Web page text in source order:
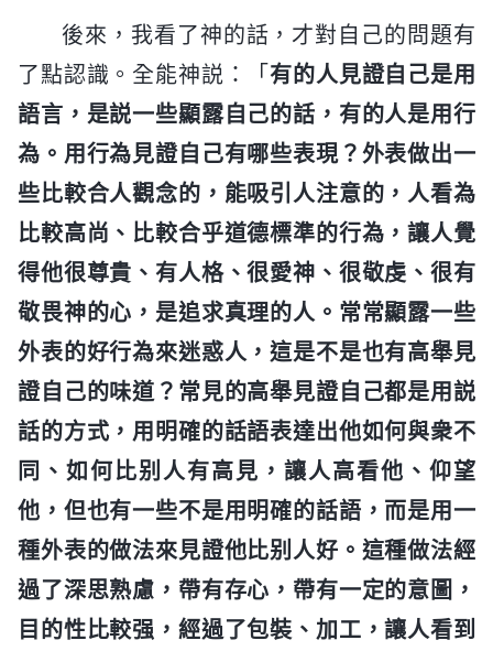
後來，我看了神的話，才對自己的問題有
了點認識。全能神説：「 有的人見證自己是用
語言，是説一些顯露自己的話，有的人是用行
為。用行為見證自己有哪些表現？外表做出一
些比較合人觀念的，能吸引人注意的，人看為
比較高尚、比較合乎道德標準的行為，讓人覺
得他很尊貴、有人格、很愛神、很敬虔、很有
敬畏神的心，是追求真理的人。常常顯露一些
外表的好行為來迷惑人，這是不是也有高舉見
證自己的味道？常見的高舉見證自己都是用説
話的方式，用明確的話語表達出他如何與衆不
同、如何比别人有高見，讓人高看他、仰望
他，但也有一些不是用明確的話語，而是用一
種外表的做法來見證他比别人好。這種做法經
過了深思熟慮，帶有存心，帶有一定的意圖，
目的性比較强，經過了包裝、加工，讓人看到